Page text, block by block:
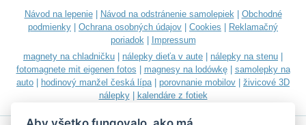
Návod na lepenie| Návod na odstránenie samolepiek| Obchodné
podmienky
Ochrana osobných údajov Cookies
Reklamačný
poriadok|
Impressum
magnety na chladničku
nálepky dieťa v aute nálepky na stenu
fotomagnete mit eigenen fotos
magnesy na lodówkę| samolepky na
auto
hodinový manžel česká lípa| porovnanie mobilov
živicové 3D
nálepky| kalendáre z fotiek